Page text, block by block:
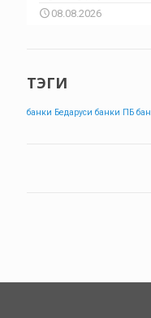
08.08.2026
ТЭГИ
банки Бедаруси банки ПБ